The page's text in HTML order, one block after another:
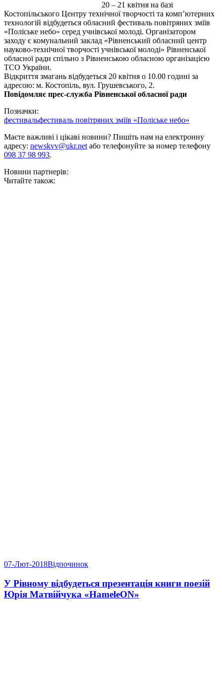
20 – 21 квітня на базі
Костопільського Центру технічної творчості та комп’ютерних
технологій відбудеться обласний фестиваль повітряних зміїв
«Поліське небо» серед учнівської молоді. Організатором
заходу є комунальний заклад «Рівненський обласний центр
науково-технічної творчості учнівської молоді» Рівненської
обласної ради спільно з Рівненською обласною організацією
ТСО України.
Відкриття змагань відбудеться 20 квітня о 10.00 годині за
адресою: м. Костопіль, вул. Грушевського, 2.
Повідомляє прес-служба Рівненської обласної ради
Позначки:
фестивальфестиваль повітряних зміїв «Поліське небо»
Маєте важливі і цікаві новини? Пишіть нам на електронну
адресу: newskvv@ukr.netабо телефонуйте за номер телефону
098 37 98 993.
Новини партнерів:
Читайте також:
07-Лют-2018Відпочинок
У Рівному відбудеться презентація книги поезій
Юрія Матвійчука «HameleON»